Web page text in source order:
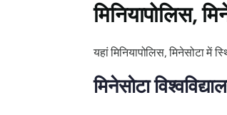
मिनियापोलिस,
यहां मिनियापोलिस, मिनेसोटा में
मिनेसोटा